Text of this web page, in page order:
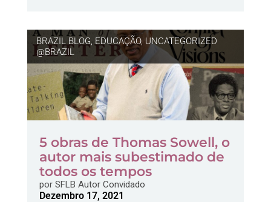
BRAZIL BLOG, EDUCAÇÃO, UNCATEGORIZED
@BRAZIL
5 obras de Thomas Sowell, o
autor mais subestimado de
todos os tempos
porSFLB Autor Convidado
Dezembro 17, 2021